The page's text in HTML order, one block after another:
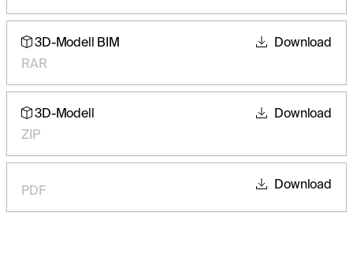
3D-Modell BIM
RAR
Download
3D-Modell
ZIP
Download
PDF Download